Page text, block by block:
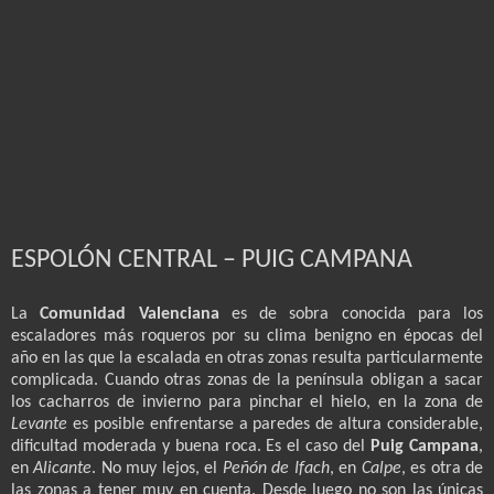
ESPOLÓN CENTRAL – PUIG CAMPANA
LaComunidad Valenciana es de sobra conocida para los
escaladores más roqueros por su clima benigno en épocas del
año en las que la escalada en otras zonas resulta particularmente
complicada. Cuando otras zonas de la península obligan a sacar
los cacharros de invierno para pinchar el hielo, en la zona de
Levante es posible enfrentarse a paredes de altura considerable,
dificultad moderada y buena roca. Es el caso del
Puig Campana,
enAlicante. No muy lejos, el Peñón de Ifach, en Calpe, es otra de
las zonas a tener muy en cuenta. Desde luego no son las únicas